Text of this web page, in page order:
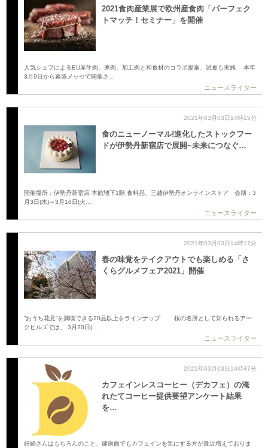
2021食肉産業展で欧州産食肉「パーフェク
トマッチ！セミナー」を開催
人気シェフによるEU産牛肉、豚肉、加工肉と和食材のコラボ提案、試食も実施 本年
3月9日から幕張メッセで開催さ…
ニュースライター
2021年03月03日14時15分
食のニューノーマル!進化したストックフー
ドが伊勢丹新宿店で展開~未来につなぐ…
開催場所：伊勢丹新宿店 本館地下1階 食料品、三越伊勢丹オンラインストア 会期：3
月3日(水)～3月16日(火…
ニュースライター
2021年03月03日14時17分
春の味覚をテイクアウトでも楽しめる「さ
くらグルメフェア2021」開催
”おうち花見”を満喫できる20品以上をラインナップ 桜の名所として知られるアー
クヒルズでは、 3月20日(…
ニュースライター
2021年03月03日14時47分
カフェインレスコーヒー（デカフェ）の淹
れたてコーヒー提供要望アンケート結果
を…
妊婦さんはもちろんのこと、健康面でもカフェインを気にする方が最近増えておりま